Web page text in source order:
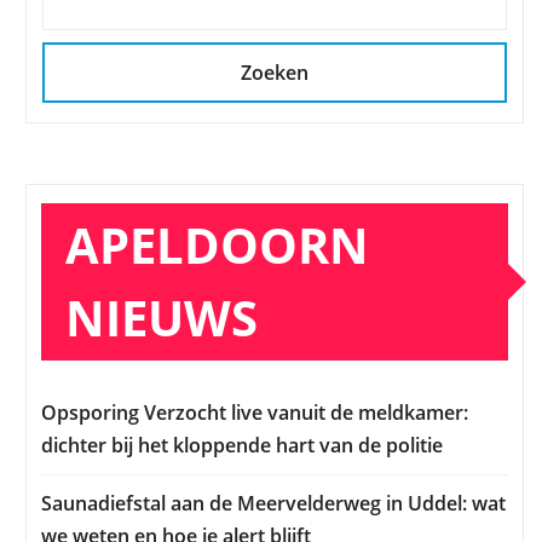
Zoeken
APELDOORN
NIEUWS
Opsporing Verzocht live vanuit de meldkamer:
dichter bij het kloppende hart van de politie
Saunadiefstal aan de Meervelderweg in Uddel: wat
we weten en hoe je alert blijft